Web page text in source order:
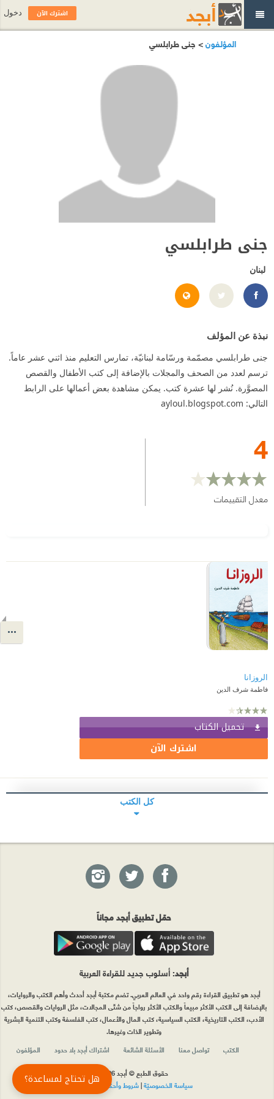
المؤلفون> جنى طرابلسي
جنى طرابلسي
لبنان
https://web.facebook.com/jana.traboulsi.1
نبذة عن المؤلف
جنى طرابلسي مصمّمة ورسّامة لبنانيّة، تمارس التعليم منذ اثني عشر عاماً.
ترسم لعدد من الصحف والمجلات بالإضافة إلى كتب الأطفال والقصص
المصوَّرة. نُشر لها عشرة كتب. يمكن مشاهدة بعض أعمالها على الرابط
التالي: ayloul.blogspot.com
4
معدل التقييمات
الروزانا
فاطمة شرف الدين
تحميل الكتاب
اشترك الآن
كل الكتب
اشترك الآن دخول
حمّل تطبيق أبجد مجاناً
أبجد: أسلوب جديد للقراءة العربية
أبجد هو تطبيق القراءة رقم واحد في العالم العربي. تضم مكتبة أبجد أحدث وأهم الكتب والروايات،
بالإضافة إلى الكتب الأكثر مبيعاً والكتب الأكثر رواجاً من شتّى المجالات، مثل الروايات والقصص، كتب
الأدب، الكتب التاريخية، الكتب السياسية، كتب المال والأعمال، كتب الفلسفة وكتب التنمية البشرية
وتطوير الذات وغيرها.
الكتب
تواصل معنا الأسئلة الشائعة اشتراك أبجد بلا حدود
المؤلفون
حقوق الطبع © أبجد 2026
سياسة الخصوصيّة|شروط وأحكام الاستخدامهل تحتاج لمساعدة؟